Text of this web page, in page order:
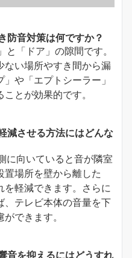
防音対策は何ですか？
「ドア」の隙間です。
ない場所やすき間から漏
や「エプトシーラー」
とが効果的です。
減させる方法にはどんな
に向いていると音が隣室
置場所を壁から離した
を軽減できます。さらに
、テレビ本体の音量を下
できます。
音を抑えるにはどうすれ